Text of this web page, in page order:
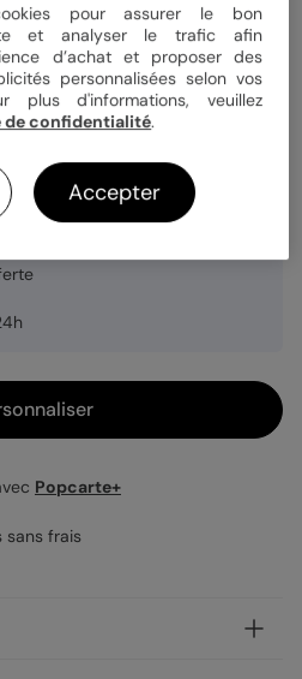
Papier Satiné
Popcarte+
sans frais
pour assurer le bon
et analyser le trafic afin
d’achat et proposer des
personnalisées selon vos
plus d'informations, veuillez
de confidentialité.
Accepter